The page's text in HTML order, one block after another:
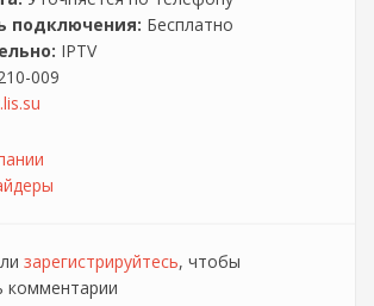
подключения: Бесплатно
IPTV
009
зарегистрируйтесь, чтобы
комментарии